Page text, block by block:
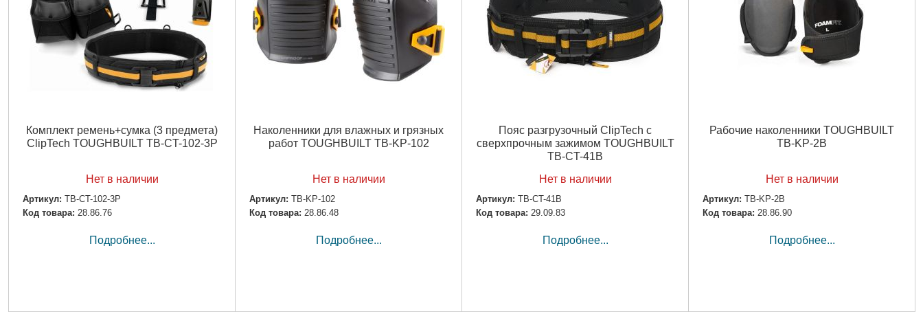
Комплект ремень+сумка (3 предмета)
ClipTech TOUGHBUILT TB-CT-102-3P
Нет в наличии
Артикул: TB-CT-102-3P
Код товара: 28.86.76
Подробнее...
Наколенники для влажных и грязных
работ TOUGHBUILT TB-KP-102
Нет в наличии
Артикул: TB-KP-102
Код товара: 28.86.48
Подробнее...
Пояс разгрузочный ClipTech с
сверхпрочным зажимом TOUGHBUILT
TB-CT-41B
Нет в наличии
Артикул: TB-CT-41B
Код товара: 29.09.83
Подробнее...
Рабочие наколенники TOUGHBUILT
TB-KP-2B
Нет в наличии
Артикул: TB-KP-2B
Код товара: 28.86.90
Подробнее...